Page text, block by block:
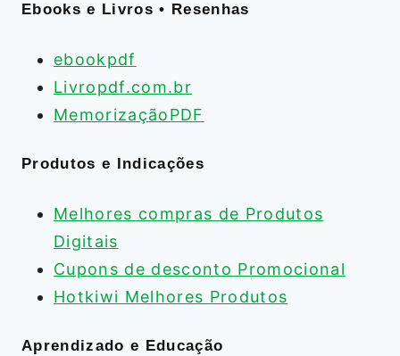
Ebooks e Livros • Resenhas
ebookpdf
Livropdf.com.br
MemorizaçãoPDF
Produtos e Indicações
Melhores compras de Produtos
Digitais
Cupons de desconto Promocional
Hotkiwi Melhores Produtos
Aprendizado e Educação